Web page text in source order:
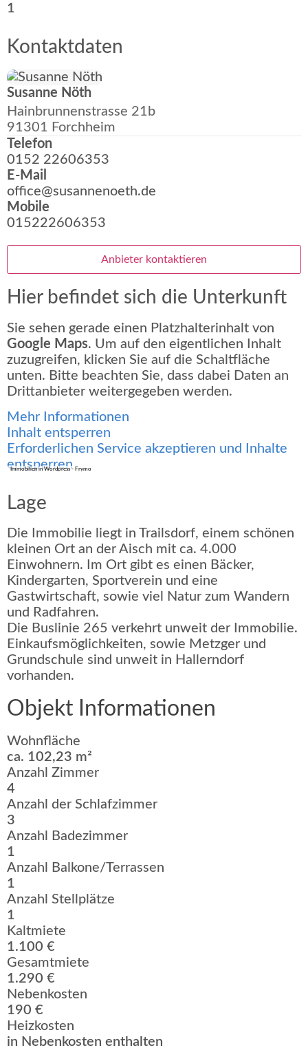
1
Kontaktdaten
Susanne Nöth
Hainbrunnenstrasse 21b
91301 Forchheim
Telefon
0152 22606353
E-Mail
office@susannenoeth.de
Mobile
015222606353
Anbieter kontaktieren
Hier befindet sich die Unterkunft
Sie sehen gerade einen Platzhalterinhalt von
Google Maps. Um auf den eigentlichen Inhalt
zuzugreifen, klicken Sie auf die Schaltfläche
unten. Bitte beachten Sie, dass dabei Daten an
Drittanbieter weitergegeben werden.
Mehr Informationen
Inhalt entsperren
Erforderlichen Service akzeptieren und Inhalte
entsperren
Immobilien in Wordpress - Frymo
Lage
Die Immobilie liegt in Trailsdorf, einem schönen
kleinen Ort an der Aisch mit ca. 4.000
Einwohnern. Im Ort gibt es einen Bäcker,
Kindergarten, Sportverein und eine
Gastwirtschaft, sowie viel Natur zum Wandern
und Radfahren.
Die Buslinie 265 verkehrt unweit der Immobilie.
Einkaufsmöglichkeiten, sowie Metzger und
Grundschule sind unweit in Hallerndorf
vorhanden.
Objekt Informationen
Wohnfläche
ca. 102,23 m²
Anzahl Zimmer
4
Anzahl der Schlafzimmer
3
Anzahl Badezimmer
1
Anzahl Balkone/Terrassen
1
Anzahl Stellplätze
1
Kaltmiete
1.100 €
Gesamtmiete
1.290 €
Nebenkosten
190 €
Heizkosten
in Nebenkosten enthalten